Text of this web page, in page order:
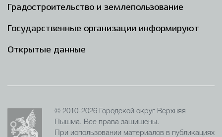
Градостроительство и землепользование
Государственные организации информируют
Открытые данные
© 2010-2026 Городской округ Верхняя
Пышма. Все права защищены.
При использовании материалов в публикациях